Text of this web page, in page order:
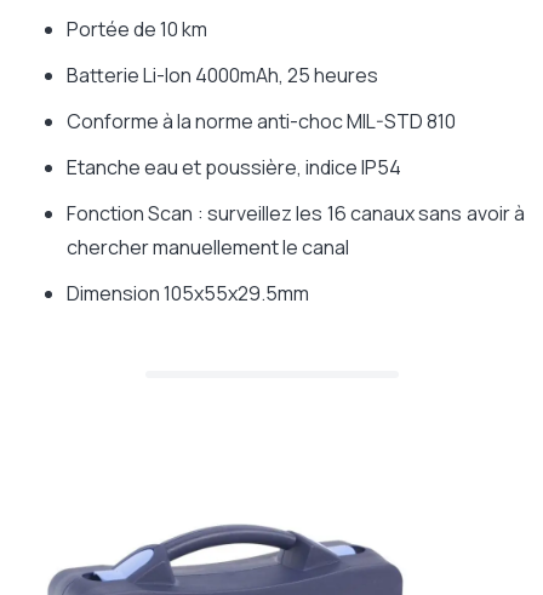
Portée de 10 km
Batterie Li-Ion 4000mAh, 25 heures
Conforme à la norme anti-choc MIL-STD 810
Etanche eau et poussière, indice IP54
Fonction Scan : surveillez les 16 canaux sans avoir à
chercher manuellement le canal
Dimension 105x55x29.5mm